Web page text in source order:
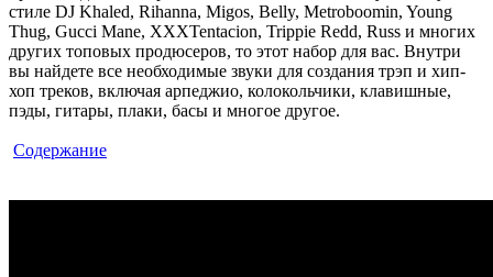
стиле DJ Khaled, Rihanna, Migos, Belly, Metroboomin, Young
Thug, Gucci Mane, XXXTentacion, Trippie Redd, Russ и многих
других топовых продюсеров, то этот набор для вас. Внутри
вы найдете все необходимые звуки для создания трэп и хип-
хоп треков, включая арпеджио, колокольчики, клавишные,
пэды, гитары, плаки, басы и многое другое.
Содержание